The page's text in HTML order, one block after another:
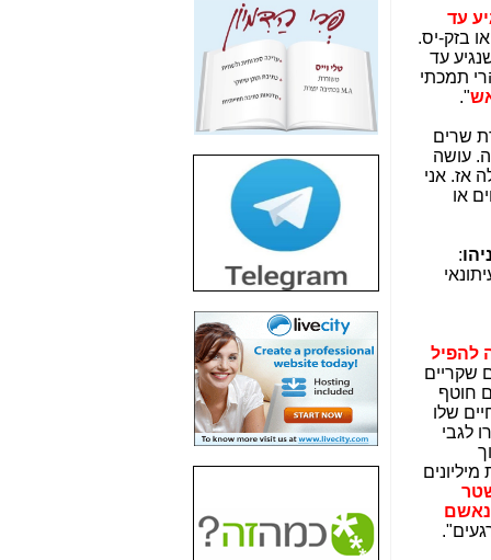
עד
בזק-יס.
עד
תמכתי
".
שרים
עושה
אז. אני
או
:
להפיל
שקריים
חוטף
שלו
לגבי
"יש אפליה בחקירה"?
חשיפה: למה השר
משה כחלון לא נחקר
עד היום? -
חשיפת חשד לשחיתות
הדומה לזו של "תיק
הסלולר -
חשיפת מה שלא
רוצים שתדעו בעניין
פריסת אנלימיטד
(בניחוח בלתי נסבל) -
כאן
חשיפה: איוב קרא
אישר לקבוצת סלקום
בדיוק מה שביבי אישר
כאן
האם השר איוב קרא
היה צריך בכלל לחתום
על האישור, שנתן
האם ביבי וקרא קבלו
בכלל תמורה עבור